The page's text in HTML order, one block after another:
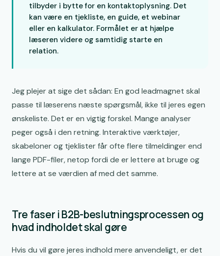
tilbyder i bytte for en kontaktoplysning. Det
kan være en tjekliste, en guide, et webinar
eller en kalkulator. Formålet er at hjælpe
læseren videre og samtidig starte en
relation.
Jeg plejer at sige det sådan: En god leadmagnet skal
passe til læserens næste spørgsmål, ikke til jeres egen
ønskeliste. Det er en vigtig forskel. Mange analyser
peger også i den retning. Interaktive værktøjer,
skabeloner og tjeklister får ofte flere tilmeldinger end
lange PDF-filer, netop fordi de er lettere at bruge og
lettere at se værdien af med det samme.
Tre faser i B2B-beslutningsprocessen og
hvad indholdet skal gøre
Hvis du vil gøre jeres indhold mere anvendeligt, er det